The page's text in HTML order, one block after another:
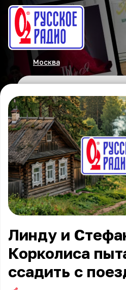
Москва
Линду и
Корколиса
ссадить с